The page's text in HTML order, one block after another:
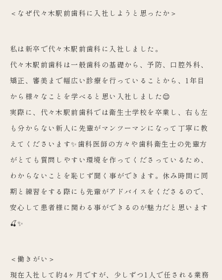
＜なぜ代々木駅前歯科に入社しようと思ったか＞
私は新卒で代々木駅前歯科に入社しました。
代々木駅前歯科は一般歯科の基礎から、予防、口腔外科、
矯正、審美まで幅広い診療を行っていることから、1年目
から様々なことを学べると思い入社しました😌
実際に、代々木駅前歯科では衛生士学校を卒業し、右も左
も分からない新人に先輩がマンツーマンになって丁寧に教
えてくださいます✨歯科医師の方々や歯科衛生士の先輩方
がとても質問しやすい環境を作ってくださっているため、
わからないことを恥じず聞く事ができます。休み時間に同
期と練習をする際にも先輩がアドバイスをくださるので、
安心して患者様に関わる事ができるのが魅力だと思います
🍒✨
＜働きがい＞
現在入社して約4ヶ月ですが、少しずつ1人で任される業務